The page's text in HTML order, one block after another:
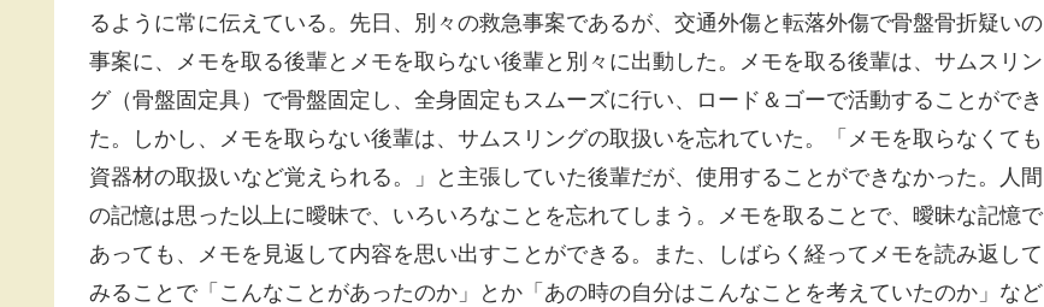
るように常に伝えている。先日、別々の救急事案であるが、交通外傷と転落外傷で骨盤骨折疑いの
事案に、メモを取る後輩とメモを取らない後輩と別々に出動した。メモを取る後輩は、サムスリン
グ（骨盤固定具）で骨盤固定し、全身固定もスムーズに行い、ロード＆ゴーで活動することができ
た。しかし、メモを取らない後輩は、サムスリングの取扱いを忘れていた。「メモを取らなくても
資器材の取扱いなど覚えられる。」と主張していた後輩だが、使用することができなかった。人間
の記憶は思った以上に曖昧で、いろいろなことを忘れてしまう。メモを取ることで、曖昧な記憶で
あっても、メモを見返して内容を思い出すことができる。また、しばらく経ってメモを読み返して
みることで「こんなことがあったのか」とか「あの時の自分はこんなことを考えていたのか」など